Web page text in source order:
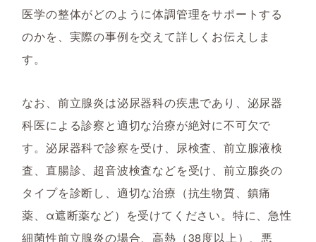
医学の整体がどのように体調管理をサポートする
のかを、実際の事例を交えて詳しくお伝えしま
す。
なお、前立腺炎は泌尿器科の疾患であり、泌尿器
科医による診察と適切な治療が絶対に不可欠で
す。泌尿器科で診察を受け、尿検査、前立腺液検
査、直腸診、超音波検査などを受け、前立腺炎の
タイプを診断し、適切な治療（抗生物質、鎮痛
薬、α遮断薬など）を受けてください。特に、急性
細菌性前立腺炎の場合、高熱（38度以上）、悪